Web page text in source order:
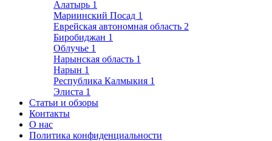
Алатырь 1
Мариинский Посад 1
Еврейская автономная область 2
Биробиджан 1
Облучье 1
Нарынская область 1
Нарын 1
Республика Калмыкия 1
Элиста 1
Статьи и обзоры
Контакты
О нас
Политика конфиденциальности